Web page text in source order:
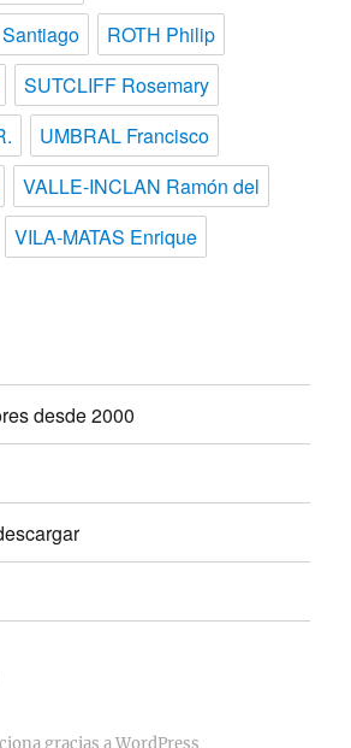
ROTH Philip
SUTCLIFF Rosemary
UMBRAL Francisco
VALLE-INCLAN Ramón del
VILA-MATAS Enrique
desde 2000
gracias a WordPress